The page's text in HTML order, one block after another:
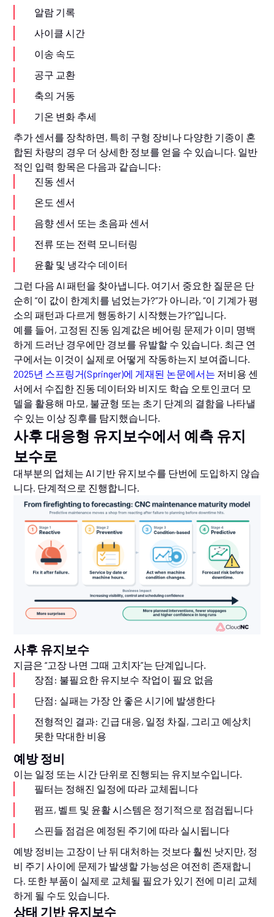
알람 기록
사이클 시간
이송 속도
공구 교환
축의 거동
기온 변화 추세
추가 센서를 장착하면, 특히 구형 장비나 다양한 기종이 혼
합된 차량의 경우 더 상세한 정보를 얻을 수 있습니다. 일반
적인 입력 항목은 다음과 같습니다:
진동 센서
온도 센서
음향 센서 또는 초음파 센서
전류 또는 전력 모니터링
윤활 및 냉각수 데이터
그런 다음 AI 패턴을 찾아냅니다. 여기서 중요한 질문은 단
순히 “이 값이 한계치를 넘었는가?”가 아니라, “이 기계가 평
소의 패턴과 다르게 행동하기 시작했는가?”입니다.
예를 들어, 고정된 진동 임계값은 베어링 문제가 이미 명백
하게 드러난 경우에만 경보를 유발할 수 있습니다. 최근 연
구에서는 이것이 실제로 어떻게 작동하는지 보여줍니다.
2025년 스프링거(Springer)에 게재된 논문에서는 저비용 센
서에서 수집한 진동 데이터와 비지도 학습 오토인코더 모
델을 활용해 마모, 불균형 또는 초기 단계의 결함을 나타낼
수 있는 이상 징후를 탐지했습니다.
사후 대응형 유지보수에서 예측 유지
보수로
대부분의 업체는 AI 기반 유지보수를 단번에 도입하지 않습
니다. 단계적으로 진행합니다.
사후 유지보수
지금은 “고장 나면 그때 고치자”는 단계입니다.
장점: 불필요한 유지보수 작업이 필요 없음
단점: 실패는 가장 안 좋은 시기에 발생한다
전형적인 결과: 긴급 대응, 일정 차질, 그리고 예상치
못한 막대한 비용
예방 정비
이는 일정 또는 시간 단위로 진행되는 유지보수입니다.
필터는 정해진 일정에 따라 교체됩니다
펌프, 벨트 및 윤활 시스템은 정기적으로 점검됩니다
스핀들 점검은 예정된 주기에 따라 실시됩니다
예방 정비는 고장이 난 뒤 대처하는 것보다 훨씬 낫지만, 정
비 주기 사이에 문제가 발생할 가능성은 여전히 존재합니
다. 또한 부품이 실제로 교체될 필요가 있기 전에 미리 교체
하게 될 수도 있습니다.
상태 기반 유지보수